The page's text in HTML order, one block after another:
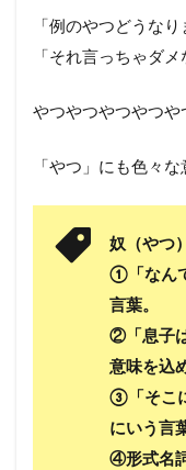
「例のやつどうな
「それ言っちゃダメ
やつやつやつやつや
「やつ」にも色々な
奴（やつ
①「なん
言葉。
②「息子
意味を込
③「そこ
にいう言
④形式名